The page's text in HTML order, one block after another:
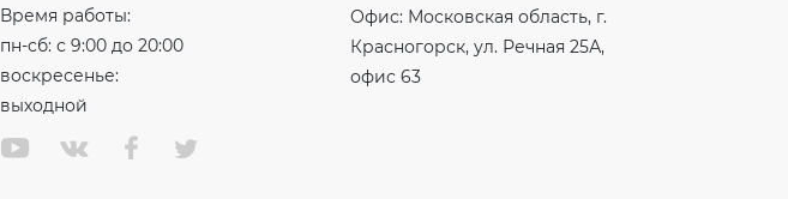
Время работы:
пн-сб: с 9:00 до 20:00
воскресенье:
выходной
Офис: Московская область, г.
Красногорск, ул. Речная 25А,
офис 63